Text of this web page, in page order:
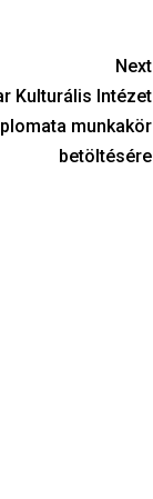
Next
Kulturális Intézet
munkakör
betöltésére